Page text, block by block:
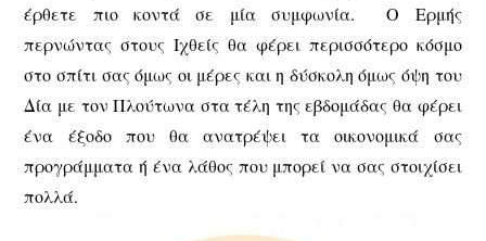
έρθετε πιο κοντά σε μία συμφωνία. Ο Ερμής
περνώντας στους Ιχθείς θα φέρει περισσότερο κόσμο
στο σπίτι σας όμως οι μέρες και η δύσκολη όμως όψη του
Δία με τον Πλούτωνα στα τέλη της εβδομάδας θα φέρει
ένα έξοδο που θα ανατρέψει τα οικονομικά σας
προγράμματα ή ένα λάθος που μπορεί να σας στοιχίσει
πολλά.